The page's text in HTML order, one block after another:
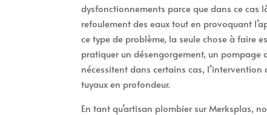
dysfonctionnements parce que dans ce cas
refoulement des eaux tout en provoquant
ce type de problème, la seule chose à faire
pratiquer un désengorgement, un pompage
nécessitent dans certains cas,
tuyaux en profondeur.
En tant qu’artisan plombier sur Merksplas,